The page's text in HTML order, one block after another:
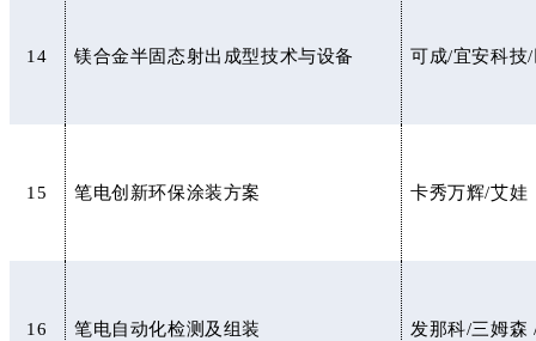
14 镁合金半固态射出成型技术与设备 可成/宜安科技
15 笔电创新环保涂装方案 卡秀万辉/艾娃
16 笔电自动化检测及组装 发那科/三姆森